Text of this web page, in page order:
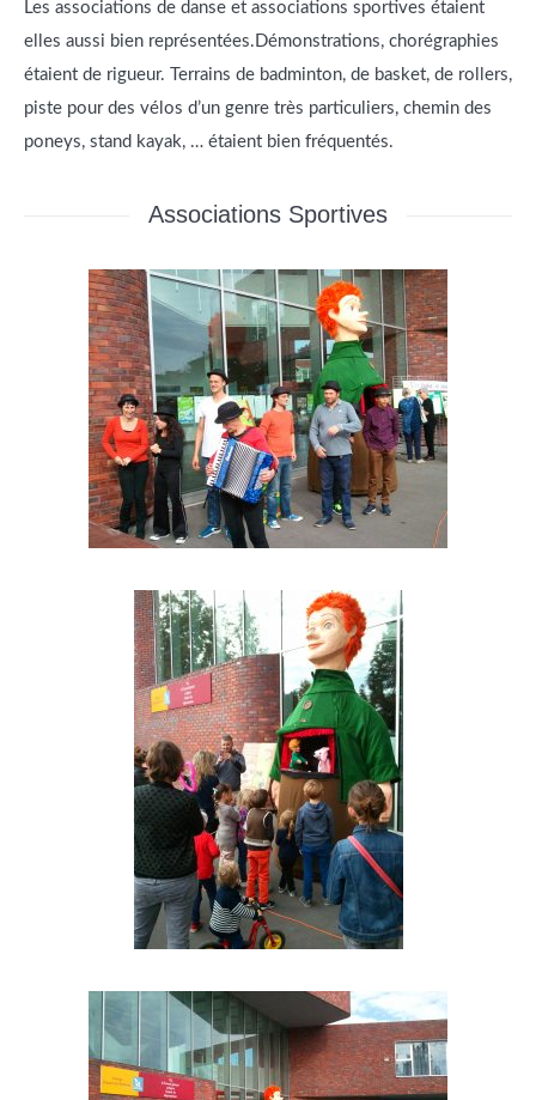
Les associations de danse et associations sportives étaient
elles aussi bien représentées.Démonstrations, chorégraphies
étaient de rigueur. Terrains de badminton, de basket, de rollers,
piste pour des vélos d’un genre très particuliers, chemin des
poneys, stand kayak, … étaient bien fréquentés.
Associations Sportives